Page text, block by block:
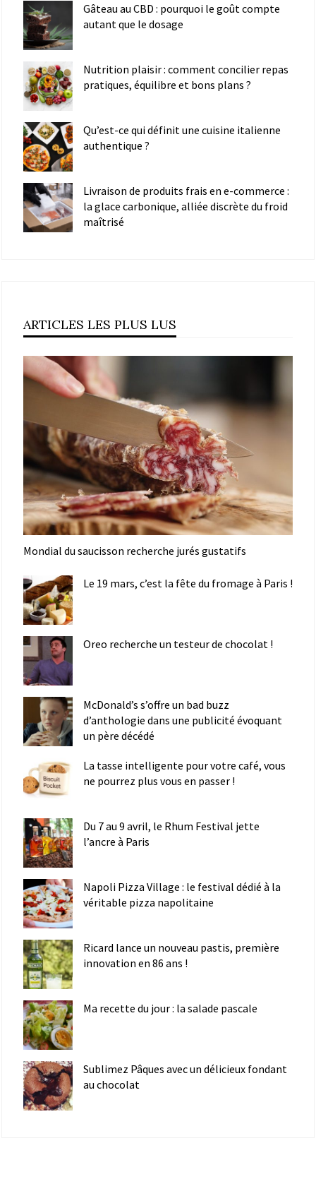
Gâteau au CBD : pourquoi le goût compte
autant que le dosage
Nutrition plaisir : comment concilier repas
pratiques, équilibre et bons plans ?
Qu’est-ce qui définit une cuisine italienne
authentique ?
Livraison de produits frais en e-commerce :
la glace carbonique, alliée discrète du froid
maîtrisé
ARTICLES LES PLUS LUS
Mondial du saucisson recherche jurés gustatifs
Le 19 mars, c’est la fête du fromage à Paris !
Oreo recherche un testeur de chocolat !
McDonald’s s’offre un bad buzz
d’anthologie dans une publicité évoquant
un père décédé
La tasse intelligente pour votre café, vous
ne pourrez plus vous en passer !
Du 7 au 9 avril, le Rhum Festival jette
l’ancre à Paris
Napoli Pizza Village : le festival dédié à la
véritable pizza napolitaine
Ricard lance un nouveau pastis, première
innovation en 86 ans !
Ma recette du jour : la salade pascale
Sublimez Pâques avec un délicieux fondant
au chocolat